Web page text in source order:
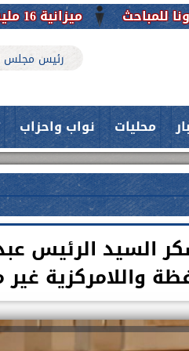
ميزانية 16 مليون جنيه لتطوير حديقة ناصر بأبوتيج.. نقلة حضارية تحافظ على تاريخها
رئيس مجلس
محليات نواب واحزاب
السيد الرئيس
واللامركزية
حدث بمستشفيات جامعة اسيوط....
فريق طبي بقسم الأنف والأذن